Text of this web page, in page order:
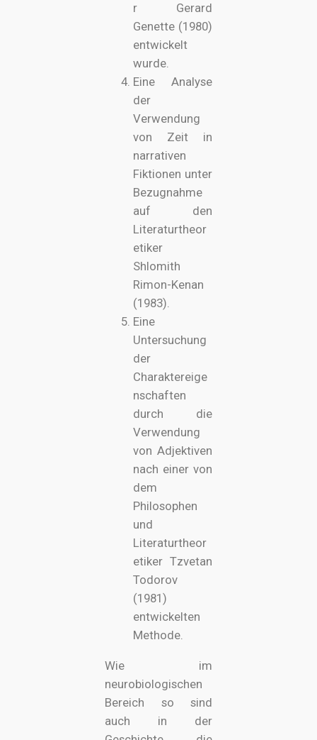
r Gerard
Genette (1980)
entwickelt
wurde.
Eine Analyse
der
Verwendung
von Zeit in
narrativen
Fiktionen unter
Bezugnahme
auf den
Literaturtheor
etiker
Shlomith
Rimon-Kenan
(1983).
Eine
Untersuchung
der
Charaktereige
nschaften
durch die
Verwendung
von Adjektiven
nach einer von
dem
Philosophen
und
Literaturtheor
etiker Tzvetan
Todorov
(1981)
entwickelten
Methode.
Wie im
neurobiologischen
Bereich so sind
auch in der